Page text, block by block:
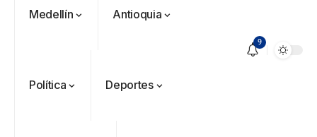
Medellín Antioquia
Política Deportes
9